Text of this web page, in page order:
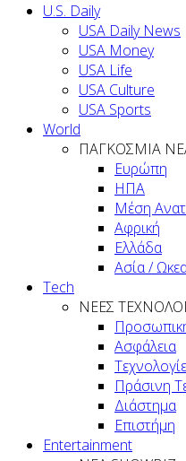
U.S. Daily
USA Daily News
USA Money
USA Life
USA Culture
USA Sports
World
ΠΑΓΚΟΣΜΙΑ
Ευρώπη
ΗΠΑ
Μέση
Αφρική
Ελλάδα
Ασία /
Tech
ΝΕΕΣ
Ασφάλεια
Πράσινη
Διάστημα
Επιστήμη
Entertainment